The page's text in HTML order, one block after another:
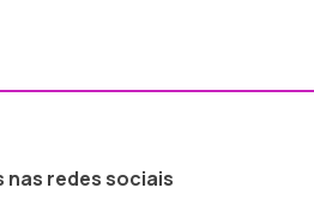
nas redes sociais